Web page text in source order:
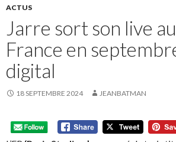
ACTUS
Jarre sort son live
France en
digital
18 SEPTEMBRE 2024 JEANBATMAN